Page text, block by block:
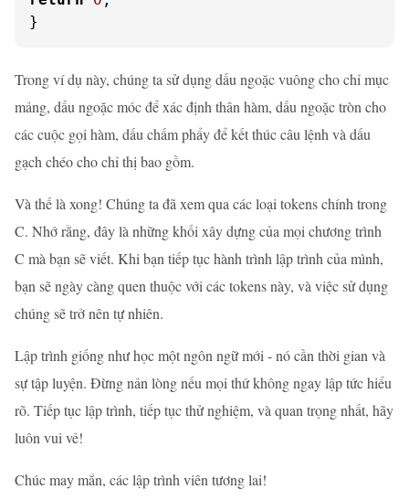
}
Trong ví dụ này, chúng ta sử dụng dấu ngoặc vuông cho chỉ mục
mảng, dấu ngoặc móc để xác định thân hàm, dấu ngoặc tròn cho
các cuộc gọi hàm, dấu chấm phẩy để kết thúc câu lệnh và dấu
gạch chéo cho chỉ thị bao gồm.
Và thế là xong! Chúng ta đã xem qua các loại tokens chính trong
C. Nhớ rằng, đây là những khối xây dựng của mọi chương trình
C mà bạn sẽ viết. Khi bạn tiếp tục hành trình lập trình của mình,
bạn sẽ ngày càng quen thuộc với các tokens này, và việc sử dụng
chúng sẽ trở nên tự nhiên.
Lập trình giống như học một ngôn ngữ mới - nó cần thời gian và
sự tập luyện. Đừng nản lòng nếu mọi thứ không ngay lập tức hiểu
rõ. Tiếp tục lập trình, tiếp tục thử nghiệm, và quan trọng nhất, hãy
luôn vui vẻ!
Chúc may mắn, các lập trình viên tương lai!